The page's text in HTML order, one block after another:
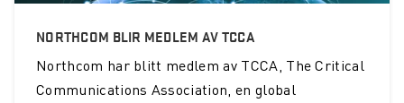
NORTHCOM BLIR MEDLEM AV TCCA
Northcom har blitt medlem av TCCA, The Critical
Communications Association, en global